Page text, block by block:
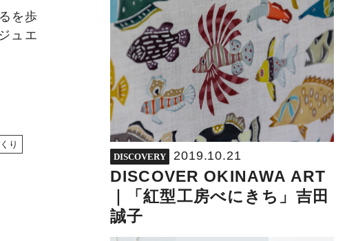
を歩
ュエ
り
DISCOVERY 2019.10.21
DISCOVER OKINAWA ART
｜「紅型工房べにきち」吉田
誠子